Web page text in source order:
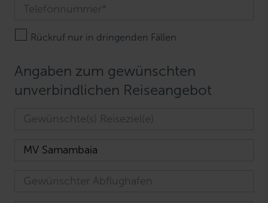
Rückruf nur in dringenden Fällen
Angaben zum gewünschten
unverbindlichen Reiseangebot